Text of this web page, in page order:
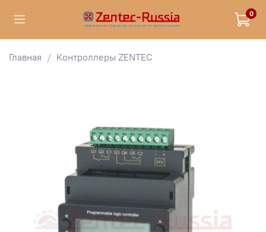
0
Главная Контроллеры ZENTEC